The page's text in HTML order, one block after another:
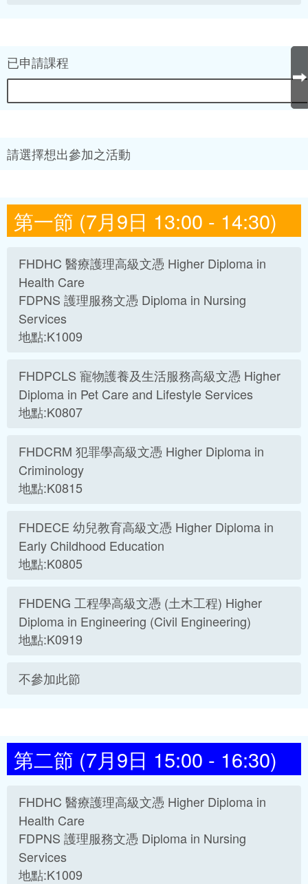
已申請課程
請選擇想出參加之活動
第一節 (7月9日 13:00 - 14:30)
FHDHC 醫療護理高級文憑 Higher Diploma in
Health Care
FDPNS 護理服務文憑 Diploma in Nursing
Services
地點:K1009
FHDPCLS 寵物護養及生活服務高級文憑 Higher
Diploma in Pet Care and Lifestyle Services
地點:K0807
FHDCRM 犯罪學高級文憑 Higher Diploma in
Criminology
地點:K0815
FHDECE 幼兒教育高級文憑 Higher Diploma in
Early Childhood Education
地點:K0805
FHDENG 工程學高級文憑 (土木工程) Higher
Diploma in Engineering (Civil Engineering)
地點:K0919
不參加此節
第二節 (7月9日 15:00 - 16:30)
FHDHC 醫療護理高級文憑 Higher Diploma in
Health Care
FDPNS 護理服務文憑 Diploma in Nursing
Services
地點:K1009